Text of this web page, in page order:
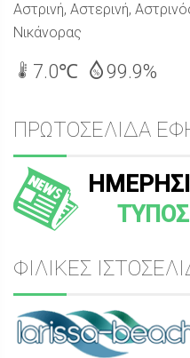
Αστρινή, Αστερινή,
Νικάνορας
7.0℃ 99.9%
ΠΡΩΤΟΣΕΛΙΔΑ
ΤΥΠΟΣ
ΦΙΛΙΚΕΣ